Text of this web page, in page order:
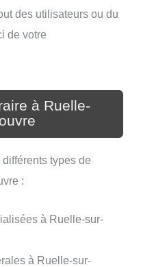
des utilisateurs ou du
de votre
à Ruelle-
types de
:
à Ruelle-sur-
à Ruelle-sur-